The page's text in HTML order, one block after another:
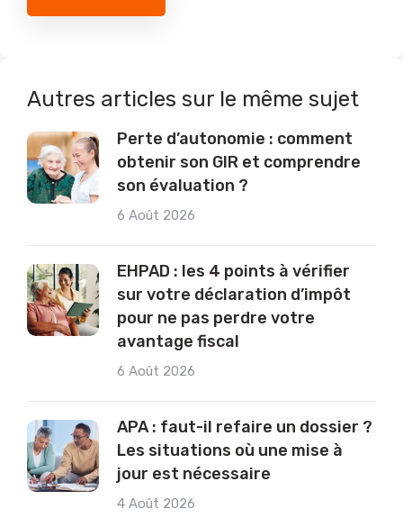
Autres articles sur le même sujet
Perte d’autonomie : comment
obtenir son GIR et comprendre
son évaluation ?
6 Août 2026
EHPAD : les 4 points à vérifier
sur votre déclaration d’impôt
pour ne pas perdre votre
avantage fiscal
6 Août 2026
APA : faut-il refaire un dossier ?
Les situations où une mise à
jour est nécessaire
4 Août 2026